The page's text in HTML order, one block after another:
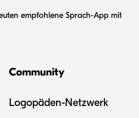
empfohlene Sprach-App mit
Community
Logopäden-Netzwerk